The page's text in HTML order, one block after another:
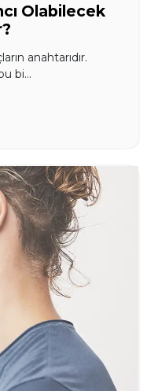
Olabilecek
anahtarıdır.
bi...